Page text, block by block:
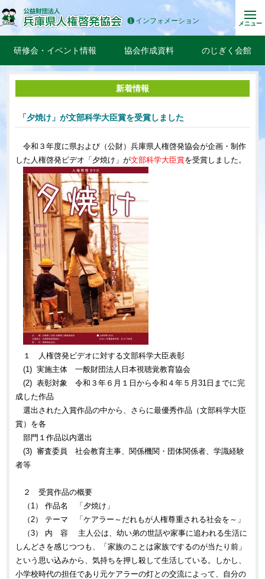
インフォメーション メニュー
研修会・イベント情報 協会作成資料 のじぎく会館
新着情報
「夕焼け」が文部科学大臣賞を受賞しました
令和３年度に県および（公財）兵庫県人権啓発協会が企画・制作
した人権啓発ビデオ「夕焼け」が文部科学大臣賞を受賞しました。
１ 人権啓発ビデオに対する文部科学大臣表彰
(1) 実施主体 一般財団法人日本視聴覚教育協会
(2) 表彰対象 令和３年６月１日から令和４年５月31日までに完
成した作品
選出された入賞作品の中から、さらに最優秀作品（文部科学大臣
賞）を各
部門１作品以内選出
(3) 審査委員 社会教育主事、関係機関・団体関係者、学識経験
者等
２ 受賞作品の概要
（1） 作品名 「夕焼け」
（2） テーマ 「ケアラー～だれもが人権尊重される社会を～」
（3） 内 容 主人公は、幼い弟の世話や家事に追われる生活に
しんどさを感じつつも、「家族のことは家族でするのが当たり前」
という思い込みから、気持ちを押し殺して生活している。しかし、
小学校時代の担任であり元ケアラーの灯との交流によって、自分の